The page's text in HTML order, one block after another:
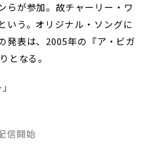
らが参加。故チャーリー・ワ
いう。オリジナル・ソングに
発表は、2005年の『ア・ビガ
となる。
信開始